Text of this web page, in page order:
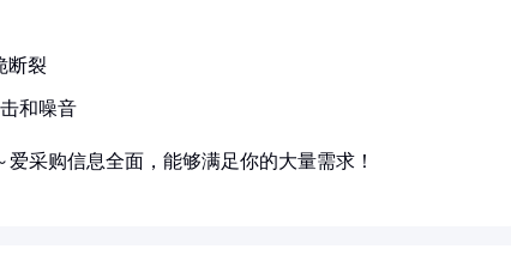
断裂
和噪音
采购信息全面，能够满足你的大量需求！